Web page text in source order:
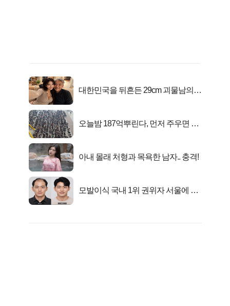
대한민국을 뒤흔든 29cm 괴물남의
오늘밤 187억뿌린다, 먼저 주우면 최
아내 몰래 처형과 목욕한 남자.. 충격!
모발이식 국내 1위 권위자 서울에 있